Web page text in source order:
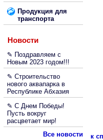
Продукция для
транспорта
Новости
✎ Поздравляем с
Новым 2023 годом!!!
✎ Строительство
нового аквапарка в
Республике Абхазия
✎ С Днем Победы!
Пусть вокруг
расцветает мир!
Все новости
к